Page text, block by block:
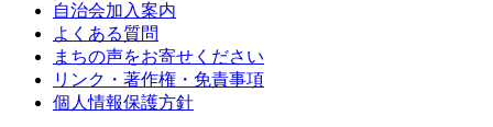
自治会加入案内
よくある質問
まちの声をお寄せください
リンク・著作権・免責事項
個人情報保護方針